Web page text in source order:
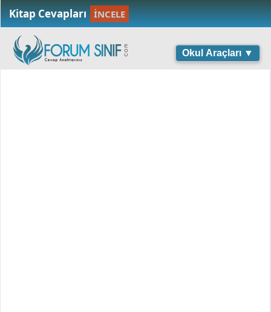
Kitap Cevapları İNCELE
Okul Araçları ▼